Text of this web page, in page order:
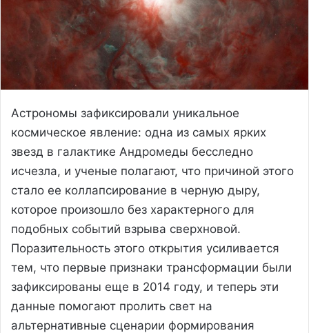
Астрономы зафиксировали уникальное
космическое явление: одна из самых ярких
звезд в галактике Андромеды бесследно
исчезла, и ученые полагают, что причиной этого
стало ее коллапсирование в черную дыру,
которое произошло без характерного для
подобных событий взрыва сверхновой.
Поразительность этого открытия усиливается
тем, что первые признаки трансформации были
зафиксированы еще в 2014 году, и теперь эти
данные помогают пролить свет на
альтернативные сценарии формирования